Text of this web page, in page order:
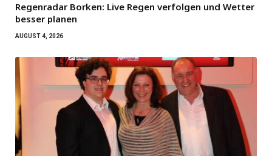
Regenradar Borken: Live Regen verfolgen und Wetter
besser planen
AUGUST 4, 2026